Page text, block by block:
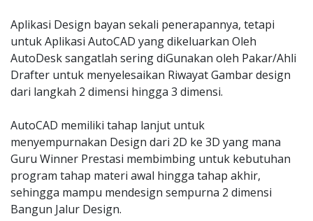
Aplikasi Design bayan sekali penerapannya, tetapi
untuk Aplikasi AutoCAD yang dikeluarkan Oleh
AutoDesk sangatlah sering diGunakan oleh Pakar/Ahli
Drafter untuk menyelesaikan Riwayat Gambar design
dari langkah 2 dimensi hingga 3 dimensi.
AutoCAD memiliki tahap lanjut untuk
menyempurnakan Design dari 2D ke 3D yang mana
Guru Winner Prestasi membimbing untuk kebutuhan
program tahap materi awal hingga tahap akhir,
sehingga mampu mendesign sempurna 2 dimensi
Bangun Jalur Design.